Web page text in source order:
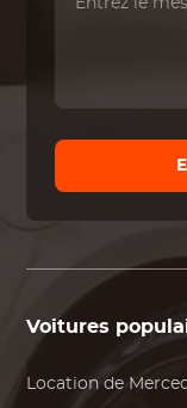
Voitures
Location de